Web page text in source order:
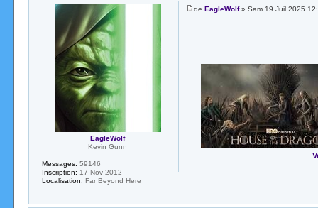
de EagleWolf» Sam 19 Juil 2025
EagleWolf
Kevin Gunn
Messages: 59146
Inscription: 17 Nov 2012
Localisation: Far Beyond Here